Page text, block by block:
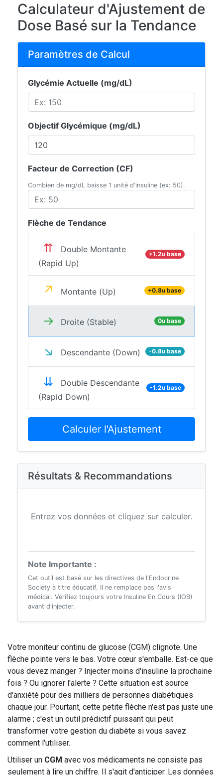
Calculateur d'Ajustement de
Dose Basé sur la Tendance
Paramètres de Calcul
Glycémie Actuelle (mg/dL)
Objectif Glycémique (mg/dL)
Facteur de Correction (CF)
Combien de mg/dL baisse 1 unité d'insuline (ex: 50).
Flèche de Tendance
⇈
Double Montante
(Rapid Up)
+1.2u base
↗ Montante (Up) +0.8u base
→ Droite (Stable) 0u base
↘ Descendante (Down) -0.8u base
⇊
Double Descendante
(Rapid Down)
-1.2u base
Calculer l'Ajustement
Résultats & Recommandations
Entrez vos données et cliquez sur calculer.
Note Importante :
Cet outil est basé sur les directives de l'Endocrine
Society à titre éducatif. Il ne remplace pas l'avis
médical. Vérifiez toujours votre Insuline En Cours (IOB)
avant d'injecter.
Votre moniteur continu de glucose (CGM) clignote. Une
flèche pointe vers le bas. Votre cœur s'emballe. Est-ce que
vous devez manger ? Injecter moins d'insuline la prochaine
fois ? Ou ignorer l'alerte ? Cette situation est source
d'anxiété pour des milliers de personnes diabétiques
chaque jour. Pourtant, cette petite flèche n'est pas juste une
alarme ; c'est un outil prédictif puissant qui peut
transformer votre gestion du diabète si vous savez
comment l'utiliser.
Utiliser un CGM avec vos médicaments ne consiste pas
seulement à lire un chiffre. Il s'agit d'anticiper. Les données